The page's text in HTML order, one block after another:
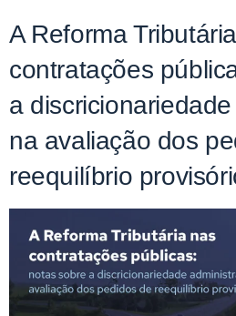
A Reforma
contratações
a
na avaliação dos
reequilíbrio